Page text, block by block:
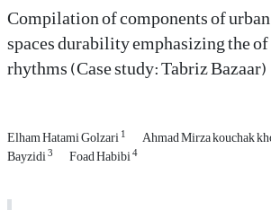
Compilation of components of
spaces durability emphasizing the
rhythms (Case study: Tabriz Bazaar)
Elham Hatami Golzari1 Ahmad Mirza kouchak
Bayzidi3 Foad Habibi4